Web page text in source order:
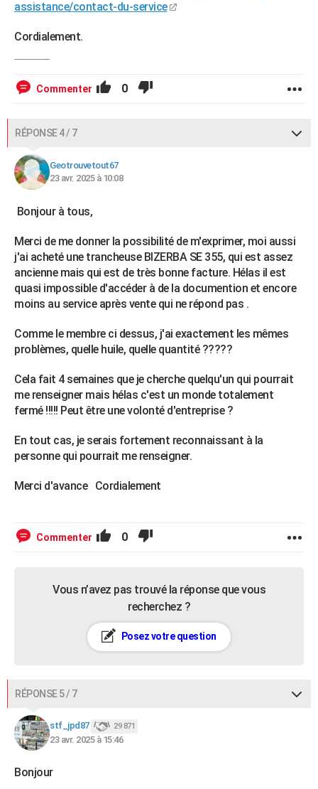
assistance/contact-du-service
Cordialement.
Commenter 0
RÉPONSE 4 / 7
Geotrouvetout67
23 avr. 2025 à 10:08
Bonjour à tous,
Merci de me donner la possibilité de m'exprimer, moi aussi
j'ai acheté une trancheuse BIZERBA SE 355, qui est assez
ancienne mais qui est de très bonne facture. Hélas il est
quasi impossible d'accéder à de la documention et encore
moins au service après vente qui ne répond pas .
Comme le membre ci dessus, j'ai exactement les mêmes
problèmes, quelle huile, quelle quantité ?????
Cela fait 4 semaines que je cherche quelqu'un qui pourrait
me renseigner mais hélas c'est un monde totalement
fermé !!!!! Peut être une volonté d'entreprise ?
En tout cas, je serais fortement reconnaissant à la
personne qui pourrait me renseigner.
Merci d'avance Cordialement
Commenter 0
Vous n’avez pas trouvé la réponse que vous
recherchez ?
Posez votre question
RÉPONSE 5 / 7
stf_jpd87 29 871
23 avr. 2025 à 15:46
Bonjour